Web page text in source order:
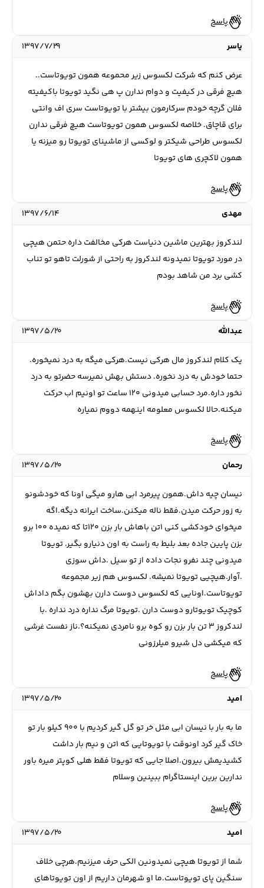
پاسخ
یاسر
۱۳۹۷/۷/۲۹
عرض کنم که شرکت لکسوس زیر محموعه همون تویوتاست..
هیچ فرقی در کیفیت و دوام ندارن پ هی نگید تویوتا باکیفیته
فلان گرچه خودم سرکارمون بیشتر با تویوتاست سری اف وانتی
برای قاچاق. خلاصه لکسوس همون تویوتاست هیچ فرقی ندارن
لکسوس طراحی شیکتر و لوکسی از ماشینای تویوتا رو میزنه یا
همون لاکچری های تویوتا
پاسخ
مهدی
۱۳۹۷/۶/۱۴
لندکروز بهترین ماشین دنیاست هرکی مخالفت داره حتمن هیچی
در مورد تویوتا نمیدونه لندکروز به راحتی از شورلت تاهو تو تناب
کشی برد من شاهد بودم
پاسخ
عبدالله
۱۳۹۷/۵/۲۰
یک کلام لندکروز مال هرکی نیست.هرکی میگه به درد نمیخوره.
حتما خودش به درد نخوره. دستش بهش نمیرسه حضرتو به درد
نخور داره.مرد حسابی میدونی ۱۲۰ ساعت تو ۱ونیم اب حرکت
میکنه.حالا لکسوس معلومه اینهمه دووم نمیاره
پاسخ
رحمان
۱۳۹۷/۵/۲۰
نیسان چیه داش.همون پیرمرد ابی هارو میگی اونا که خودشونو
به زور حرکت میدن.فقط ناله میکنن.ساخت ایرانه دیگه.اگه
میخوای خودکشی کنی ۱تن باهاش بار بزن ۱۲۰تا که نمیده ۱۰۰ برو
بزن پایین جاده بعد بلیط به راست به اون دنیارو بگیر. تویوتا
میدونی چند نفرو نجات داده از تو سیل .داش سوزی
.آوار.هیچیی تویوتا نمیشه‌. لکسوس هم زیر مجموعه
تویوتاست.اونایی که لکسوس دوست دارن بهشون بگم داداش
کوچیک تویوتارو دوست دارن .تویوتا مرگ نداره درد نداره .با
لندکروز ۳ تن بار بزن رو کوه برو نامردی نمیکنه؟.ناز نفست غرشی
که میکشی دل شیرو میلرزونی
پاسخ
امید
۱۳۹۷/۵/۲۰
ما به بار با نیسان ابی مثل خر تو گل گیر کردیم با ۹۰۰ کیلو بار تو
خاک گیر کرد اونوقت با تویوتایی که ۱تن و نیم بار داشت
کشیدیمش بیرون.اصلا جایی که تویوتا فقط هلی کوپتر میره باور
ندارین برین اینستاگرام ببینین وسلام
پاسخ
امید
۱۳۹۷/۵/۲۰
شما از تویوتا هیچی نمیدونین الکی حرف میزنیم.هرچی خلاف
سنگین پای تویوتاست.ما او شهرمان داریم از اون تویوتاهای